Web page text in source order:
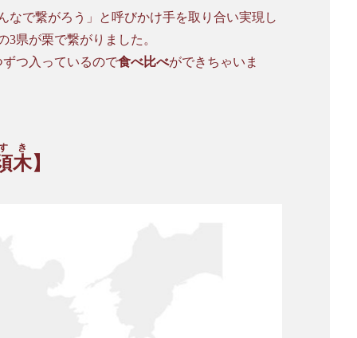
なで繋がろう」と呼びかけ手を取り合い実現し
県が栗で繋がりました。
つ入っているので食べ比べができちゃいま
木
き
】